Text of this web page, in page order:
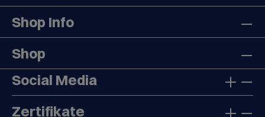
Shop Info
Shop
Social Media
Zertifikate